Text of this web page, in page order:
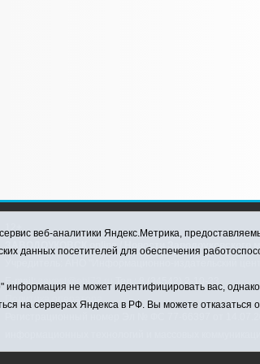
ЗАВОДОУКОВСК online / Новости Заводоуковского
E-mail:
Тел.: 8 (34542) 2-10-33
Политика оператора
веб-аналитики Яндекс.Метрика,
данных посетителей для обеспечения
не может идентифицировать вас,
на серверах Яндекса в РФ. Вы можете